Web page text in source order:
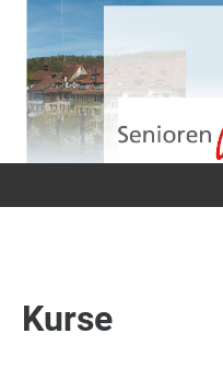
Kurse